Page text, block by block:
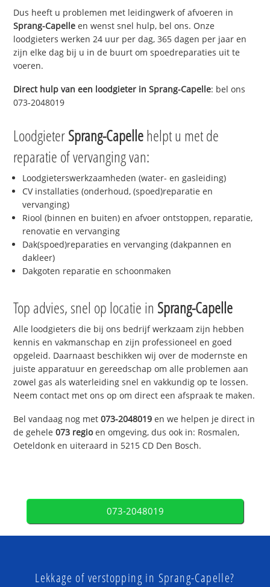
Dus heeft u problemen met leidingwerk of afvoeren in
Sprang-Capelle en wenst snel hulp, bel ons. Onze
loodgieters werken 24 uur per dag, 365 dagen per jaar en
zijn elke dag bij u in de buurt om spoedreparaties uit te
voeren.
Direct hulp van een loodgieter inSprang-Capelle: bel ons
073-2048019
LoodgieterSprang-Capellehelpt u met de
reparatie of vervanging van:
Loodgieterswerkzaamheden (water- en gasleiding)
CV installaties (onderhoud, (spoed)reparatie en
vervanging)
Riool (binnen en buiten) en afvoer ontstoppen, reparatie,
renovatie en vervanging
Dak(spoed)reparaties en vervanging (dakpannen en
dakleer)
Dakgoten reparatie en schoonmaken
Top advies, snel op locatie in Sprang-Capelle
Alle loodgieters die bij ons bedrijf werkzaam zijn hebben
kennis en vakmanschap en zijn professioneel en goed
opgeleid. Daarnaast beschikken wij over de modernste en
juiste apparatuur en gereedschap om alle problemen aan
zowel gas als waterleiding snel en vakkundig op te lossen.
Neem contact met ons op om direct een afspraak te maken.
Bel vandaag nog met073-2048019 en we helpen je direct in
de gehele073 regioen omgeving, dus ook in: Rosmalen,
Oeteldonk en uiteraard in 5215 CD Den Bosch.
073-2048019
Lekkage of verstopping in Sprang-Capelle?